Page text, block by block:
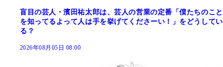
盲目の芸人・濱田祐太郎は、芸人の営業の定番「僕たちのこと
を知ってるよって人は手を挙げてくださーい！」をどうしてい
る？
2026年08月05日 08:00